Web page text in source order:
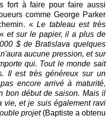
fort à faire pour faire aussi
comme George Parker
«Le tableau est très
«et sur le papier, il a plus de
$ de Bratislava quelques
aucune pression, et sur
qui. Tout le monde sait
Il est très généreux sur un
encore arrivé à maturité,
bon début de saison. Mais il
vie, et je suis également ravi
projet (Baptiste a obtenu